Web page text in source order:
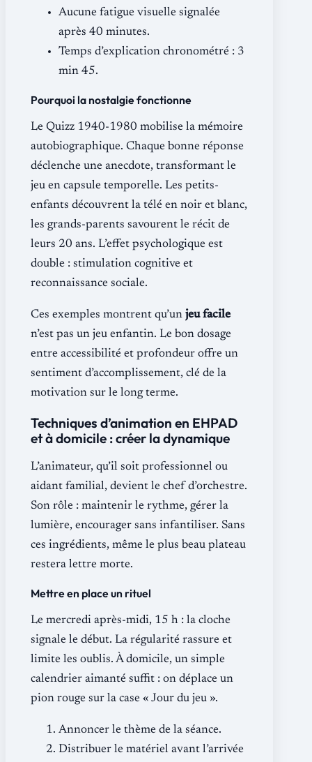
Aucune fatigue visuelle signalée
après 40 minutes.
Temps d’explication chronométré : 3
min 45.
Pourquoi la nostalgie fonctionne
Le Quizz 1940-1980 mobilise la mémoire
autobiographique. Chaque bonne réponse
déclenche une anecdote, transformant le
jeu en capsule temporelle. Les petits-
enfants découvrent la télé en noir et blanc,
les grands-parents savourent le récit de
leurs 20 ans. L’effet psychologique est
double : stimulation cognitive et
reconnaissance sociale.
Ces exemples montrent qu’un jeu facile
n’est pas un jeu enfantin. Le bon dosage
entre accessibilité et profondeur offre un
sentiment d’accomplissement, clé de la
motivation sur le long terme.
Techniques d’animation en EHPAD
et à domicile : créer la dynamique
L’animateur, qu’il soit professionnel ou
aidant familial, devient le chef d’orchestre.
Son rôle : maintenir le rythme, gérer la
lumière, encourager sans infantiliser. Sans
ces ingrédients, même le plus beau plateau
restera lettre morte.
Mettre en place un rituel
Le mercredi après-midi, 15 h : la cloche
signale le début. La régularité rassure et
limite les oublis. À domicile, un simple
calendrier aimanté suffit : on déplace un
pion rouge sur la case « Jour du jeu ».
Annoncer le thème de la séance.
Distribuer le matériel avant l’arrivée